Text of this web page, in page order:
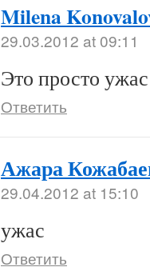
Milena
29.03.2012 at 09:11
Это просто
Ответить
Ажара
29.04.2012 at 15:10
ужас
Ответить